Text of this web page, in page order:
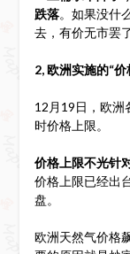
跌落。如果没什
去，有价无市罢了
2, 欧洲实施的“
12月19日，欧洲
时价格上限。
价格上限不光针
价格上限已经出
盘。
欧洲天然气价格